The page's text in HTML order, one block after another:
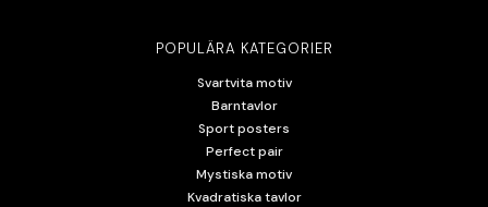
POPULÄRA KATEGORIER
Svartvita motiv
Barntavlor
Sport posters
Perfect pair
Mystiska motiv
Kvadratiska tavlor